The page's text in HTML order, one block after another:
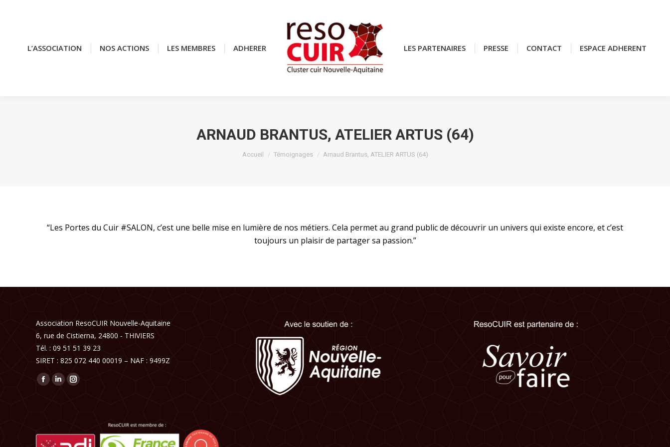
L’ASSOCIATION NOS ACTIONS LES MEMBRES ADHERER LES PARTENAIRES PRESSE CONTACT ESPACE ADHERENT
ARNAUD BRANTUS, ATELIER ARTUS (64)
Vous êtes ici :
Accueil Témoignages Arnaud Brantus, ATELIER ARTUS (64)
“Les Portes du Cuir #SALON, c’est une belle mise en lumière de nos métiers. Cela permet au grand public de découvrir un univers qui existe encore, et c’est
toujours un plaisir de partager sa passion.”
Association ResoCUIR Nouvelle-Aquitaine
6, rue de Cistierna, 24800 - THIVIERS
Tél. : 09 51 51 39 23
SIRET : 825 072 440 00019 – NAF : 9499Z
Trouvez nous sur :
Facebook
new
LinkedIn
new
Instagram
new
L’ASSOCIATION NOS ACTIONS LES MEMBRES ADHERER LES PARTENAIRES PRESSE CONTACT ESPACE ADHERENT